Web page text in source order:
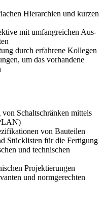
Hierarchien und kurzen
mit umfangreichen Aus-
durch erfahrene Kollegen
um das vorhandene
Schaltschränken mittels
von Bauteilen
Stücklisten für die Fertigung
und technischen
Projektierungen
und normgerechten